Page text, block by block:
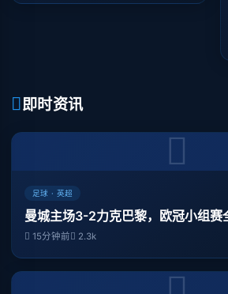
即时资讯
足球 · 英超
曼城主场3-2力克巴黎，欧冠小组赛
15分钟前 2.3k